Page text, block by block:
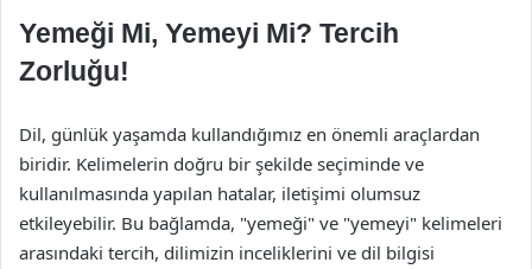
Yemeği Mi, Yemeyi Mi? Tercih
Zorluğu!
Dil, günlük yaşamda kullandığımız en önemli araçlardan
biridir. Kelimelerin doğru bir şekilde seçiminde ve
kullanılmasında yapılan hatalar, iletişimi olumsuz
etkileyebilir. Bu bağlamda, "yemeği" ve "yemeyi" kelimeleri
arasındaki tercih, dilimizin inceliklerini ve dil bilgisi